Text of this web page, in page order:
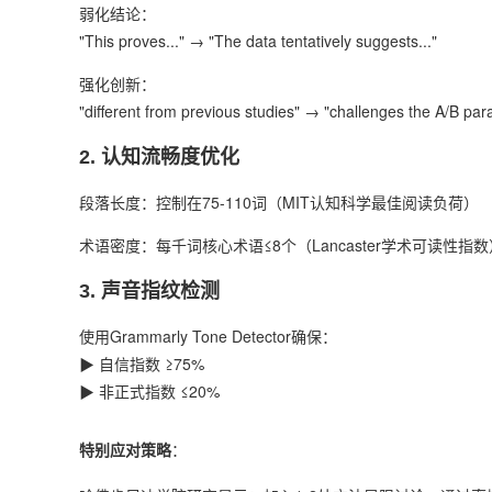
弱化结论：
"This proves..." → "The data tentatively suggests..."
强化创新：
"different from previous studies" → "challenges the A/B
2. ‌ 认知流畅度优化
段落长度：控制在75-110词（MIT认知科学最佳阅读负荷）
术语密度：每千词核心术语≤8个（Lancaster学术可读性指数
3. ‌ 声音指纹检测
使用Grammarly Tone Detector确保：
▶ 自信指数 ≥75%
▶ 非正式指数 ≤20%
特别应对策略‌：